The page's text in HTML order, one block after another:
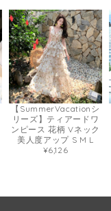
【SummerVacationシ
リーズ】ティアードワ
ンピース 花柄 Vネック
美人度アップ S M L
¥6,126